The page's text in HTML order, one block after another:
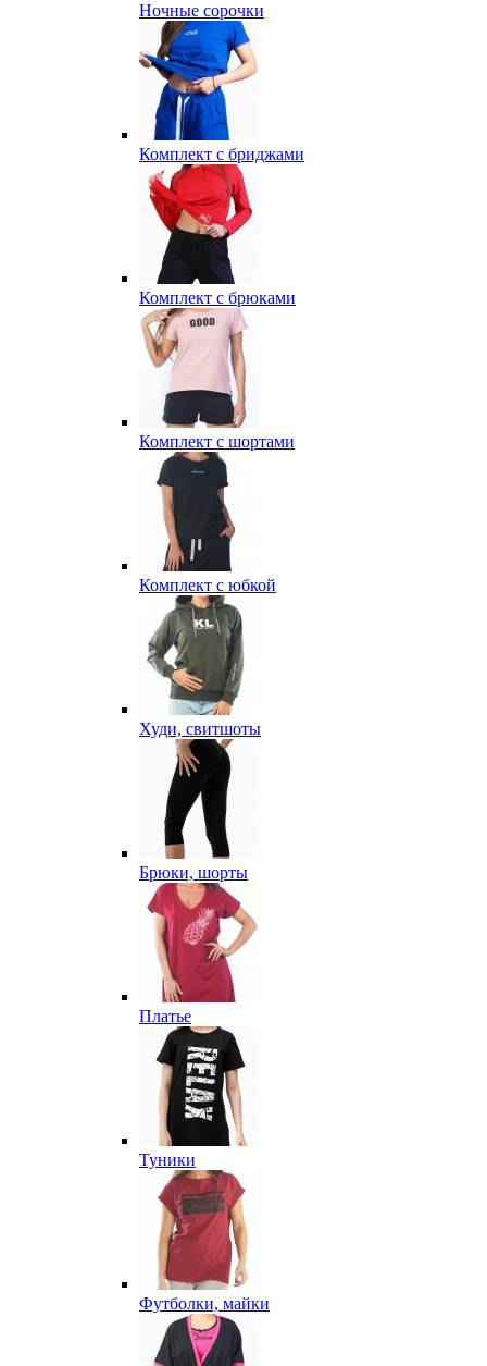
Ночные сорочки
Комплект с бриджами
Комплект с брюками
Комплект с шортами
Комплект с юбкой
Худи, свитшоты
Брюки, шорты
Платье
Туники
Футболки, майки